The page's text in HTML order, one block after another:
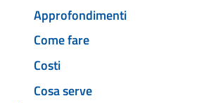
Approfondimenti
Come fare
Costi
Cosa serve